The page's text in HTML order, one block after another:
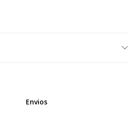
Envios